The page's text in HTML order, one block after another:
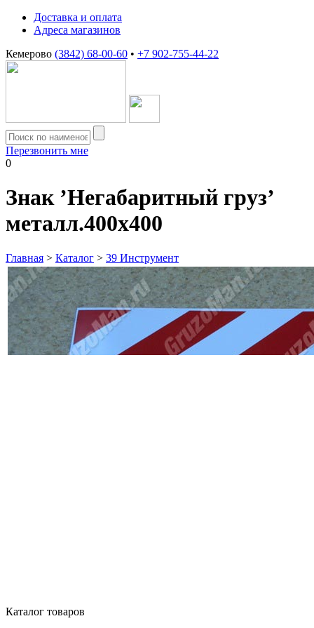
Доставка и оплата
Адреса магазинов
Кемерово (3842) 68-00-60 • +7 902-755-44-22
Перезвонить мне
0
Знак ’Негабаритный груз’
металл.400х400
Главная > Каталог > 39 Инструмент
Каталог товаров